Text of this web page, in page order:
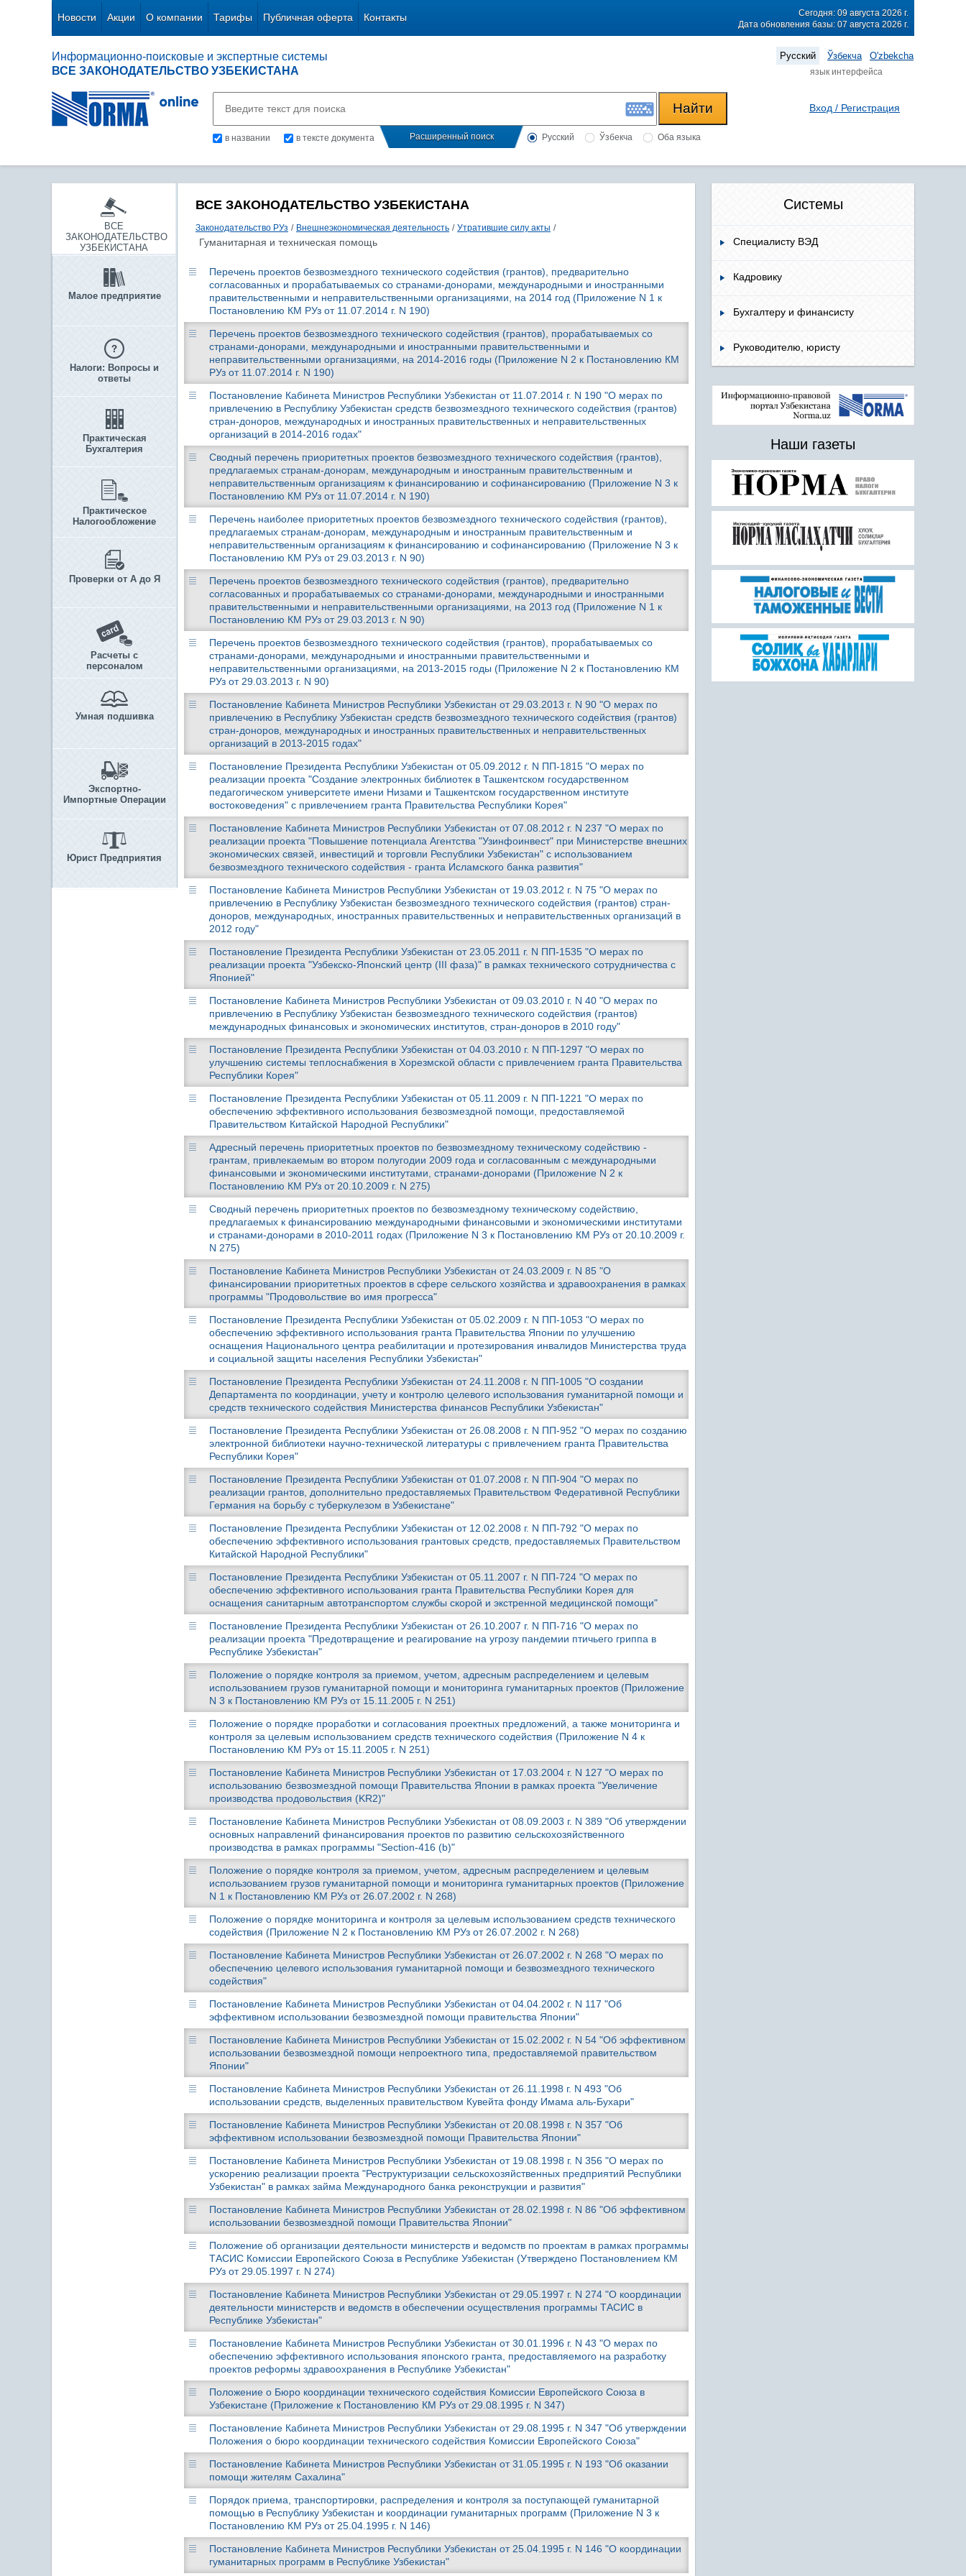
Новости Акции О компании Тарифы Публичная оферта Контакты
Сегодня: 09 августа 2026 г.
Дата обновления базы: 07 августа 2026 г.
Информационно-поисковые и экспертные системы
ВСЕ ЗАКОНОДАТЕЛЬСТВО УЗБЕКИСТАНА
Русский Ўзбекча O'zbekcha
язык интерфейса
в названии в тексте документа Расширенный поиск Русский Ўзбекча Оба языка
Вход / Регистрация
ВСЕ
ЗАКОНОДАТЕЛЬСТВО
УЗБЕКИСТАНА
Малое предприятие
Налоги: Вопросы и
ответы
Практическая
Бухгалтерия
Практическое
Налогообложение
Проверки от А до Я
Расчеты с
персоналом
Умная подшивка
Экспортно-
Импортные Операции
Юрист Предприятия
ВСЕ ЗАКОНОДАТЕЛЬСТВО УЗБЕКИСТАНА
Законодательство РУз / Внешнеэкономическая деятельность / Утратившие силу акты /
Гуманитарная и техническая помощь
Перечень проектов безвозмездного технического содействия (грантов), предварительно
согласованных и прорабатываемых со странами-донорами, международными и иностранными
правительственными и неправительственными организациями, на 2014 год (Приложение N 1 к
Постановлению КМ РУз от 11.07.2014 г. N 190)
Перечень проектов безвозмездного технического содействия (грантов), прорабатываемых со
странами-донорами, международными и иностранными правительственными и
неправительственными организациями, на 2014-2016 годы (Приложение N 2 к Постановлению КМ
РУз от 11.07.2014 г. N 190)
Постановление Кабинета Министров Республики Узбекистан от 11.07.2014 г. N 190 "О мерах по
привлечению в Республику Узбекистан средств безвозмездного технического содействия (грантов)
стран-доноров, международных и иностранных правительственных и неправительственных
организаций в 2014-2016 годах"
Сводный перечень приоритетных проектов безвозмездного технического содействия (грантов),
предлагаемых странам-донорам, международным и иностранным правительственным и
неправительственным организациям к финансированию и софинансированию (Приложение N 3 к
Постановлению КМ РУз от 11.07.2014 г. N 190)
Перечень наиболее приоритетных проектов безвозмездного технического содействия (грантов),
предлагаемых странам-донорам, международным и иностранным правительственным и
неправительственным организациям к финансированию и софинансированию (Приложение N 3 к
Постановлению КМ РУз от 29.03.2013 г. N 90)
Перечень проектов безвозмездного технического содействия (грантов), предварительно
согласованных и прорабатываемых со странами-донорами, международными и иностранными
правительственными и неправительственными организациями, на 2013 год (Приложение N 1 к
Постановлению КМ РУз от 29.03.2013 г. N 90)
Перечень проектов безвозмездного технического содействия (грантов), прорабатываемых со
странами-донорами, международными и иностранными правительственными и
неправительственными организациями, на 2013-2015 годы (Приложение N 2 к Постановлению КМ
РУз от 29.03.2013 г. N 90)
Постановление Кабинета Министров Республики Узбекистан от 29.03.2013 г. N 90 "О мерах по
привлечению в Республику Узбекистан средств безвозмездного технического содействия (грантов)
стран-доноров, международных и иностранных правительственных и неправительственных
организаций в 2013-2015 годах"
Постановление Президента Республики Узбекистан от 05.09.2012 г. N ПП-1815 "О мерах по
реализации проекта "Создание электронных библиотек в Ташкентском государственном
педагогическом университете имени Низами и Ташкентском государственном институте
востоковедения" с привлечением гранта Правительства Республики Корея"
Постановление Кабинета Министров Республики Узбекистан от 07.08.2012 г. N 237 "О мерах по
реализации проекта "Повышение потенциала Агентства "Узинфоинвест" при Министерстве внешних
экономических связей, инвестиций и торговли Республики Узбекистан" с использованием
безвозмездного технического содействия - гранта Исламского банка развития"
Постановление Кабинета Министров Республики Узбекистан от 19.03.2012 г. N 75 "О мерах по
привлечению в Республику Узбекистан безвозмездного технического содействия (грантов) стран-
доноров, международных, иностранных правительственных и неправительственных организаций в
2012 году"
Постановление Президента Республики Узбекистан от 23.05.2011 г. N ПП-1535 "О мерах по
реализации проекта "Узбекско-Японский центр (III фаза)" в рамках технического сотрудничества с
Японией"
Постановление Кабинета Министров Республики Узбекистан от 09.03.2010 г. N 40 "О мерах по
привлечению в Республику Узбекистан безвозмездного технического содействия (грантов)
международных финансовых и экономических институтов, стран-доноров в 2010 году"
Постановление Президента Республики Узбекистан от 04.03.2010 г. N ПП-1297 "О мерах по
улучшению системы теплоснабжения в Хорезмской области с привлечением гранта Правительства
Республики Корея"
Постановление Президента Республики Узбекистан от 05.11.2009 г. N ПП-1221 "О мерах по
обеспечению эффективного использования безвозмездной помощи, предоставляемой
Правительством Китайской Народной Республики"
Адресный перечень приоритетных проектов по безвозмездному техническому содействию -
грантам, привлекаемым во втором полугодии 2009 года и согласованным с международными
финансовыми и экономическими институтами, странами-донорами (Приложение N 2 к
Постановлению КМ РУз от 20.10.2009 г. N 275)
Сводный перечень приоритетных проектов по безвозмездному техническому содействию,
предлагаемых к финансированию международными финансовыми и экономическими институтами
и странами-донорами в 2010-2011 годах (Приложение N 3 к Постановлению КМ РУз от 20.10.2009 г.
N 275)
Постановление Кабинета Министров Республики Узбекистан от 24.03.2009 г. N 85 "О
финансировании приоритетных проектов в сфере сельского хозяйства и здравоохранения в рамках
программы "Продовольствие во имя прогресса"
Постановление Президента Республики Узбекистан от 05.02.2009 г. N ПП-1053 "О мерах по
обеспечению эффективного использования гранта Правительства Японии по улучшению
оснащения Национального центра реабилитации и протезирования инвалидов Министерства труда
и социальной защиты населения Республики Узбекистан"
Постановление Президента Республики Узбекистан от 24.11.2008 г. N ПП-1005 "О создании
Департамента по координации, учету и контролю целевого использования гуманитарной помощи и
средств технического содействия Министерства финансов Республики Узбекистан"
Постановление Президента Республики Узбекистан от 26.08.2008 г. N ПП-952 "О мерах по созданию
электронной библиотеки научно-технической литературы с привлечением гранта Правительства
Республики Корея"
Постановление Президента Республики Узбекистан от 01.07.2008 г. N ПП-904 "О мерах по
реализации грантов, дополнительно предоставляемых Правительством Федеративной Республики
Германия на борьбу с туберкулезом в Узбекистане"
Постановление Президента Республики Узбекистан от 12.02.2008 г. N ПП-792 "О мерах по
обеспечению эффективного использования грантовых средств, предоставляемых Правительством
Китайской Народной Республики"
Постановление Президента Республики Узбекистан от 05.11.2007 г. N ПП-724 "О мерах по
обеспечению эффективного использования гранта Правительства Республики Корея для
оснащения санитарным автотранспортом службы скорой и экстренной медицинской помощи"
Постановление Президента Республики Узбекистан от 26.10.2007 г. N ПП-716 "О мерах по
реализации проекта "Предотвращение и реагирование на угрозу пандемии птичьего гриппа в
Республике Узбекистан"
Положение о порядке контроля за приемом, учетом, адресным распределением и целевым
использованием грузов гуманитарной помощи и мониторинга гуманитарных проектов (Приложение
N 3 к Постановлению КМ РУз от 15.11.2005 г. N 251)
Положение о порядке проработки и согласования проектных предложений, а также мониторинга и
контроля за целевым использованием средств технического содействия (Приложение N 4 к
Постановлению КМ РУз от 15.11.2005 г. N 251)
Постановление Кабинета Министров Республики Узбекистан от 17.03.2004 г. N 127 "О мерах по
использованию безвозмездной помощи Правительства Японии в рамках проекта "Увеличение
производства продовольствия (KR2)"
Постановление Кабинета Министров Республики Узбекистан от 08.09.2003 г. N 389 "Об утверждении
основных направлений финансирования проектов по развитию сельскохозяйственного
производства в рамках программы "Section-416 (b)"
Положение о порядке контроля за приемом, учетом, адресным распределением и целевым
использованием грузов гуманитарной помощи и мониторинга гуманитарных проектов (Приложение
N 1 к Постановлению КМ РУз от 26.07.2002 г. N 268)
Положение о порядке мониторинга и контроля за целевым использованием средств технического
содействия (Приложение N 2 к Постановлению КМ РУз от 26.07.2002 г. N 268)
Постановление Кабинета Министров Республики Узбекистан от 26.07.2002 г. N 268 "О мерах по
обеспечению целевого использования гуманитарной помощи и безвозмездного технического
содействия"
Постановление Кабинета Министров Республики Узбекистан от 04.04.2002 г. N 117 "Об
эффективном использовании безвозмездной помощи правительства Японии"
Постановление Кабинета Министров Республики Узбекистан от 15.02.2002 г. N 54 "Об эффективном
использовании безвозмездной помощи непроектного типа, предоставляемой правительством
Японии"
Постановление Кабинета Министров Республики Узбекистан от 26.11.1998 г. N 493 "Об
использовании средств, выделенных правительством Кувейта фонду Имама аль-Бухари"
Постановление Кабинета Министров Республики Узбекистан от 20.08.1998 г. N 357 "Об
эффективном использовании безвозмездной помощи Правительства Японии"
Постановление Кабинета Министров Республики Узбекистан от 19.08.1998 г. N 356 "О мерах по
ускорению реализации проекта "Реструктуризации сельскохозяйственных предприятий Республики
Узбекистан" в рамках займа Международного банка реконструкции и развития"
Постановление Кабинета Министров Республики Узбекистан от 28.02.1998 г. N 86 "Об эффективном
использовании безвозмездной помощи Правительства Японии"
Положение об организации деятельности министерств и ведомств по проектам в рамках программы
ТАСИС Комиссии Европейского Союза в Республике Узбекистан (Утверждено Постановлением КМ
РУз от 29.05.1997 г. N 274)
Постановление Кабинета Министров Республики Узбекистан от 29.05.1997 г. N 274 "О координации
деятельности министерств и ведомств в обеспечении осуществления программы ТАСИС в
Республике Узбекистан"
Постановление Кабинета Министров Республики Узбекистан от 30.01.1996 г. N 43 "О мерах по
обеспечению эффективного использования японского гранта, предоставляемого на разработку
проектов реформы здравоохранения в Республике Узбекистан"
Положение о Бюро координации технического содействия Комиссии Европейского Союза в
Узбекистане (Приложение к Постановлению КМ РУз от 29.08.1995 г. N 347)
Постановление Кабинета Министров Республики Узбекистан от 29.08.1995 г. N 347 "Об утверждении
Положения о бюро координации технического содействия Комиссии Европейского Союза"
Постановление Кабинета Министров Республики Узбекистан от 31.05.1995 г. N 193 "Об оказании
помощи жителям Сахалина"
Порядок приема, транспортировки, распределения и контроля за поступающей гуманитарной
помощью в Республику Узбекистан и координации гуманитарных программ (Приложение N 3 к
Постановлению КМ РУз от 25.04.1995 г. N 146)
Постановление Кабинета Министров Республики Узбекистан от 25.04.1995 г. N 146 "О координации
гуманитарных программ в Республике Узбекистан"
Системы
Специалисту ВЭД
Кадровику
Бухгалтеру и финансисту
Руководителю, юристу
Наши газеты